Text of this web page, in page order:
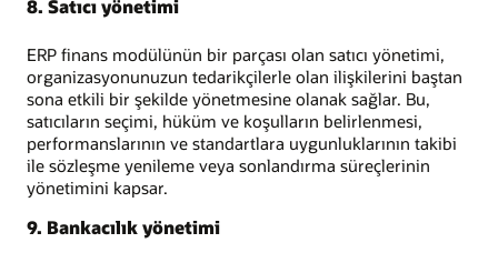
8. Satıcı yönetimi
ERP finans modülünün bir parçası olan satıcı yönetimi,
organizasyonunuzun tedarikçilerle olan ilişkilerini baştan
sona etkili bir şekilde yönetmesine olanak sağlar. Bu,
satıcıların seçimi, hüküm ve koşulların belirlenmesi,
performanslarının ve standartlara uygunluklarının takibi
ile sözleşme yenileme veya sonlandırma süreçlerinin
yönetimini kapsar.
9. Bankacılık yönetimi